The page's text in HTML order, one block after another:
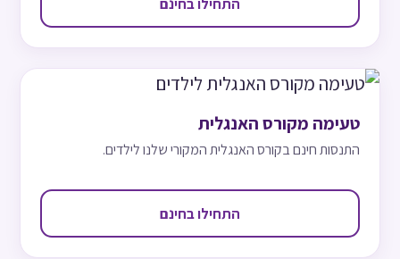
טעימה מקורס האנגלית
התנסות חינם בקורס האנגלית המקורי שלנו לילדים.
התחילו בחינם